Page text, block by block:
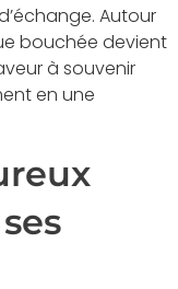
Autour
bouchée devient
à souvenir
en une